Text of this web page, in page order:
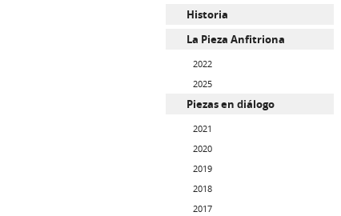
Historia
La Pieza Anfitriona
2022
2025
Piezas en diálogo
2021
2020
2019
2018
2017